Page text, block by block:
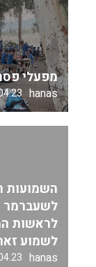
מפעלי פסח 2023 של נוער עמק
hanas
השמועות
לשעברמר
לראשות
לשמוע
hanas